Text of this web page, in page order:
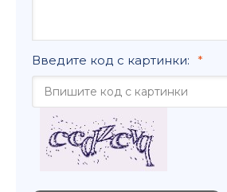
Введите код с картинки: